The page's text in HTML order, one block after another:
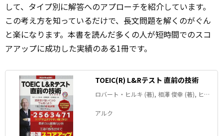
して、タイプ別に解答へのアプローチを紹介しています。
この考え方を知っているだけで、長文問題を解くのがぐん
と楽になります。本書を読んだ多くの人が短時間でのスコ
アアップに成功した実績のある1冊です。
TOEIC(R) L&Rテスト 直前の技術
ロバート・ヒルキ (著), 相澤 俊幸 (著), ヒロ
アルク